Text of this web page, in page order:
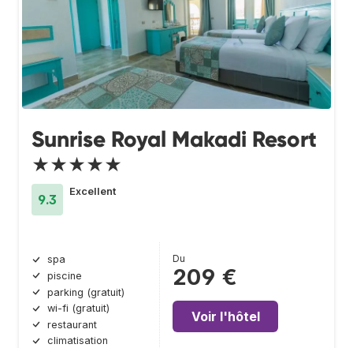
Sunrise Royal Makadi Resort
★★★★★
9.3
Excellent
spa
piscine
parking (gratuit)
wi-fi (gratuit)
restaurant
climatisation
Du
209 €
Voir l'hôtel